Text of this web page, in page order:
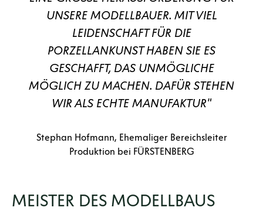
UNSERE MODELLBAUER. MIT VIEL
LEIDENSCHAFT FÜR DIE
PORZELLANKUNST HABEN SIE ES
GESCHAFFT, DAS UNMÖGLICHE
MÖGLICH ZU MACHEN. DAFÜR STEHEN
WIR ALS ECHTE MANUFAKTUR"
Stephan Hofmann, Ehemaliger Bereichsleiter
Produktion bei FÜRSTENBERG
MEISTER DES MODELLBAUS